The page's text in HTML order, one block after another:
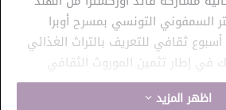
التونسي بمسرح أوبرا
ثقافي للتعريف بالتراث الغذائي
في إطار تثمين الموروث الثقافي
اظهر المزيد